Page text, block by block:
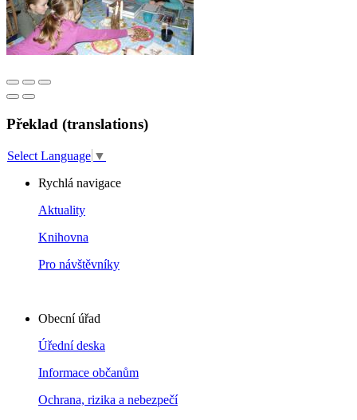
Překlad (translations)
Select Language ▼
Rychlá navigace
Aktuality
Knihovna
Pro návštěvníky
Obecní úřad
Úřední deska
Informace občanům
Ochrana, rizika a nebezpečí